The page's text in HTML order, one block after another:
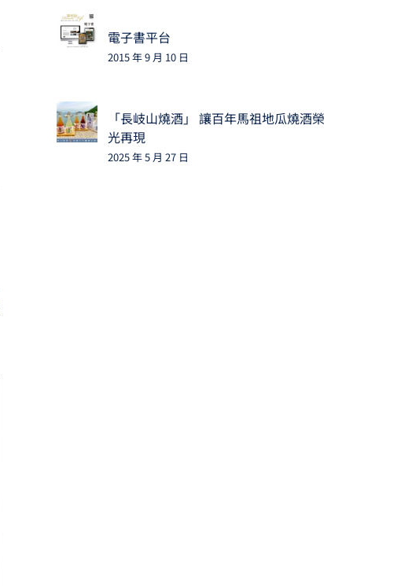
電子書平台
2015 年 9 月 10 日
「長岐山燒酒」 讓百年馬祖地瓜燒酒榮
光再現
2025 年 5 月 27 日